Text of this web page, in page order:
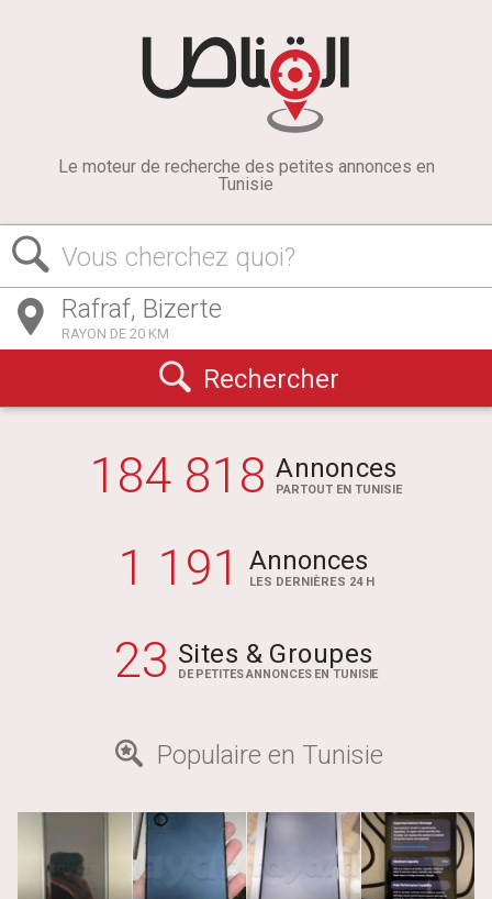
Le moteur de recherche des petites annonces en
Tunisie
Vous cherchez quoi?
RAYON DE 20 KM
Rechercher
23 Sites & Groupes
DE PETITES ANNONCES EN TUNISIE
184 818 Annonces
PARTOUT EN TUNISIE
1 191 Annonces
LES DERNIÈRES 24 H
Populaire en Tunisie